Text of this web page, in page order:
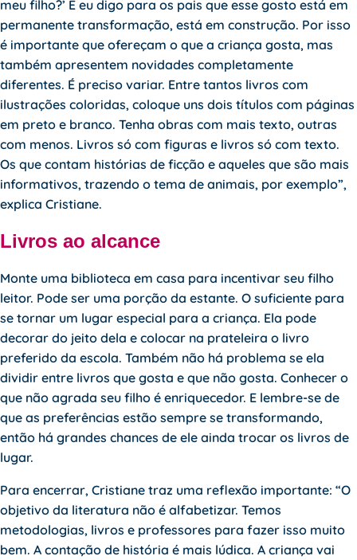
meu filho?’ E eu digo para os pais que esse gosto está em
permanente transformação, está em construção. Por isso
é importante que ofereçam o que a criança gosta, mas
também apresentem novidades completamente
diferentes. É preciso variar. Entre tantos livros com
ilustrações coloridas, coloque uns dois títulos com páginas
em preto e branco. Tenha obras com mais texto, outras
com menos. Livros só com figuras e livros só com texto.
Os que contam histórias de ficção e aqueles que são mais
informativos, trazendo o tema de animais, por exemplo”,
explica Cristiane.
Livros ao alcance
Monte uma biblioteca em casa para incentivar seu filho
leitor. Pode ser uma porção da estante. O suficiente para
se tornar um lugar especial para a criança. Ela pode
decorar do jeito dela e colocar na prateleira o livro
preferido da escola. Também não há problema se ela
dividir entre livros que gosta e que não gosta. Conhecer o
que não agrada seu filho é enriquecedor. E lembre-se de
que as preferências estão sempre se transformando,
então há grandes chances de ele ainda trocar os livros de
lugar.
Para encerrar, Cristiane traz uma reflexão importante: “O
objetivo da literatura não é alfabetizar. Temos
metodologias, livros e professores para fazer isso muito
bem. A contação de história é mais lúdica. A criança vai